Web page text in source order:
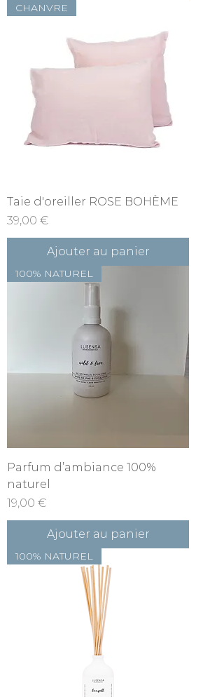
CHANVRE
Taie d'oreiller ROSE BOHÈME
Prix
39,00 €
Ajouter au panier
100% NATUREL
Parfum d’ambiance 100%
naturel
Prix
19,00 €
Ajouter au panier
100% NATUREL